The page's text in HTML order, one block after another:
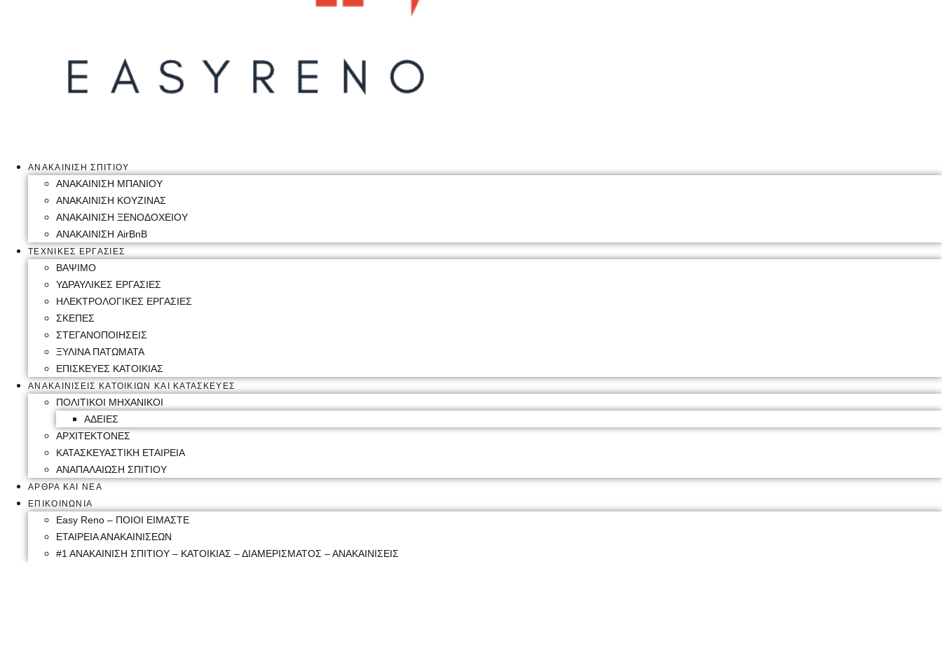
ΑΝΑΚΑΙΝΙΣΗ ΣΠΙΤΙΟΥ
ΑΝΑΚΑΙΝΙΣΗ ΜΠΑΝΙΟΥ
ΑΝΑΚΑΙΝΙΣΗ ΚΟΥΖΙΝΑΣ
ΑΝΑΚΑΙΝΙΣΗ ΞΕΝΟΔΟΧΕΙΟΥ
ΑΝΑΚΑΙΝΙΣΗ AirBnB
ΤΕΧΝΙΚΕΣ ΕΡΓΑΣΙΕΣ
ΒΑΨΙΜΟ
ΥΔΡΑΥΛΙΚΕΣ ΕΡΓΑΣΙΕΣ
ΗΛΕΚΤΡΟΛΟΓΙΚΕΣ ΕΡΓΑΣΙΕΣ
ΣΚΕΠΕΣ
ΣΤΕΓΑΝΟΠΟΙΗΣΕΙΣ
ΞΥΛΙΝΑ ΠΑΤΩΜΑΤΑ
ΕΠΙΣΚΕΥΕΣ ΚΑΤΟΙΚΙΑΣ
ΑΝΑΚΑΙΝΙΣΕΙΣ ΚΑΤΟΙΚΙΩΝ ΚΑΙ ΚΑΤΑΣΚΕΥΕΣ
ΠΟΛΙΤΙΚΟΙ ΜΗΧΑΝΙΚΟΙ
ΑΔΕΙΕΣ
ΑΡΧΙΤΕΚΤΟΝΕΣ
ΚΑΤΑΣΚΕΥΑΣΤΙΚΗ ΕΤΑΙΡΕΙΑ
ΑΝΑΠΑΛΑΙΩΣΗ ΣΠΙΤΙΟΥ
ΑΡΘΡΑ ΚΑΙ ΝΕΑ
ΕΠΙΚΟΙΝΩΝΙΑ
Easy Reno – ΠΟΙΟΙ ΕΙΜΑΣΤΕ
ΕΤΑΙΡΕΙΑ ΑΝΑΚΑΙΝΙΣΕΩΝ
#1 ΑΝΑΚΑΙΝΙΣΗ ΣΠΙΤΙΟΥ – ΚΑΤΟΙΚΙΑΣ – ΔΙΑΜΕΡΙΣΜΑΤΟΣ – ΑΝΑΚΑΙΝΙΣΕΙΣ